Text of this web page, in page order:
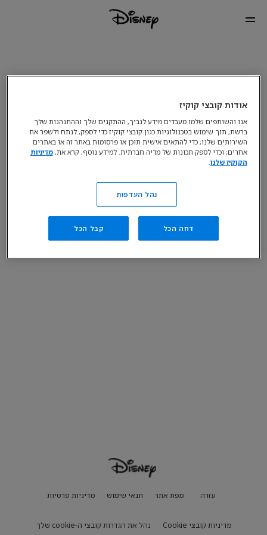
עזרה מפת אתר תנאי שימוש מדיניות פרטיות
מדיניות קובצי Cookie נהל את הגדרות קובצי ה-cookie שלך
אודות קובצי קוקיז
אנו והשותפים שלמו מעבדים מידע לגביך, ההתקנים שלך וההתנהגות שלך
ברשת, תוך שימוש בטכנולוגיות כגון קובצי קוקיז כדי לספק, לנתח ולשפר את
השירותים שלנו; כדי להתאים אישית תוכן או פרסומות באתר זה או באתרים
אחרים; וכדי לספק תכונות של מדיה חברתית. למידע נוסף, קרא את,מדיניות
הקוקיז שלנו
נהל העדפות
דחה הכל קבל הכל